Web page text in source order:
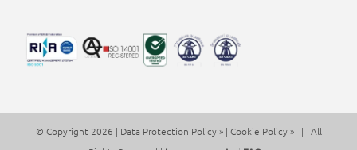
© Copyright 2026 | Data Protection Policy »| Cookie Policy »| All